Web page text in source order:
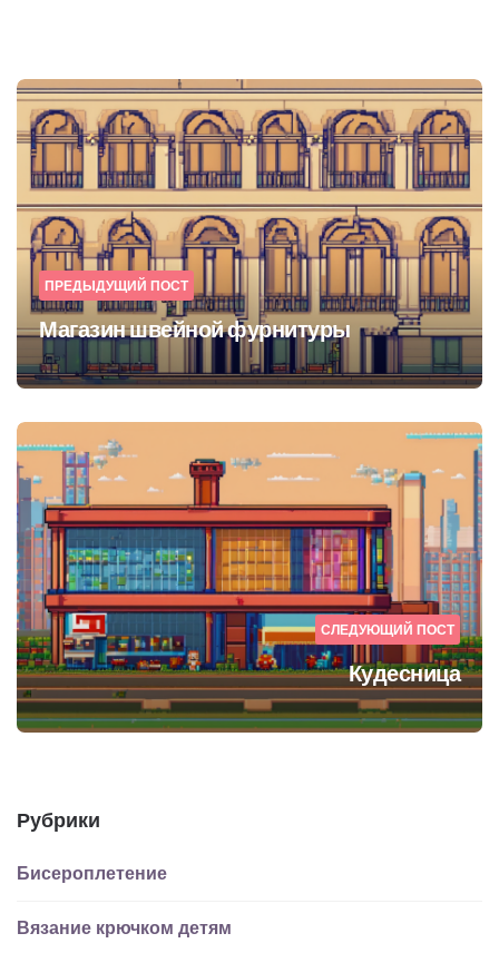
Post
navigation
ПРЕДЫДУЩИЙ ПОСТ
Магазин швейной фурнитуры
СЛЕДУЮЩИЙ ПОСТ
Кудесница
Рубрики
Бисероплетение
Вязание крючком детям